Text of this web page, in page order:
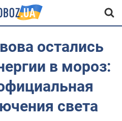
остались
в мороз:
света